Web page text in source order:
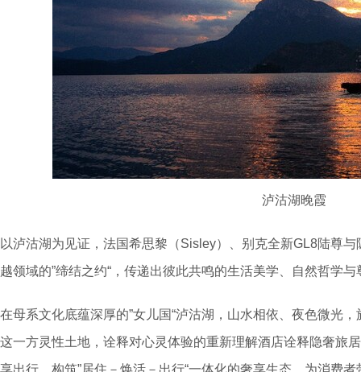
泸沽湖晚霞
以泸沽湖为见证，法国希思黎（Sisley）、别克全新GL8陆尊
越领域的”缔结之约“，传递出彼此共鸣的生活美学、自然哲学与
在母系文化底蕴深厚的”女儿国“泸沽湖，山水相依、夜色微光
这一方灵性土地，诠释对心灵体验的重新理解酒店诠释隐奢旅
享出行，构筑”居住－焕活－出行“一体化的奢享生态，为消费